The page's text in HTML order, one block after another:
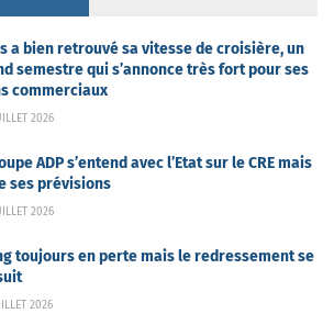
a bien retrouvé sa vitesse de croisière, un
semestre qui s’annonce très fort pour ses
commerciaux
2026
ADP s’entend avec l’Etat sur le CRE mais
ses prévisions
2026
toujours en perte mais le redressement se
2026